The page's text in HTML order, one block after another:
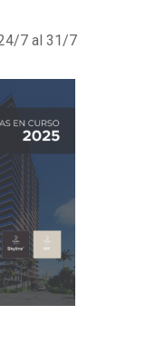
7 al 31/7